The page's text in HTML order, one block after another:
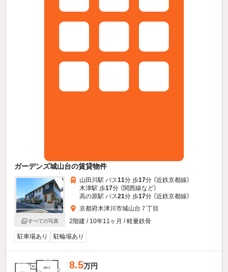
ガーデンズ城山台の賃貸物件
すべての写真
山田川駅 バス11分 歩17分 （近鉄京都線）
木津駅 歩17分 （関西線など）
高の原駅 バス21分 歩17分 （近鉄京都線）
京都府木津川市城山台７丁目
2階建 / 10年11ヶ月 / 軽量鉄骨
駐車場あり 駐輪場あり
8.5万円